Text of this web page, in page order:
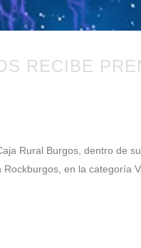
RECIBE
Rural Burgos, dentro de
en la categoría